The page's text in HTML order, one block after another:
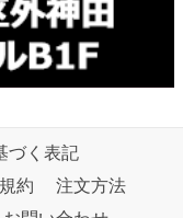
づく表記
約
注文方法